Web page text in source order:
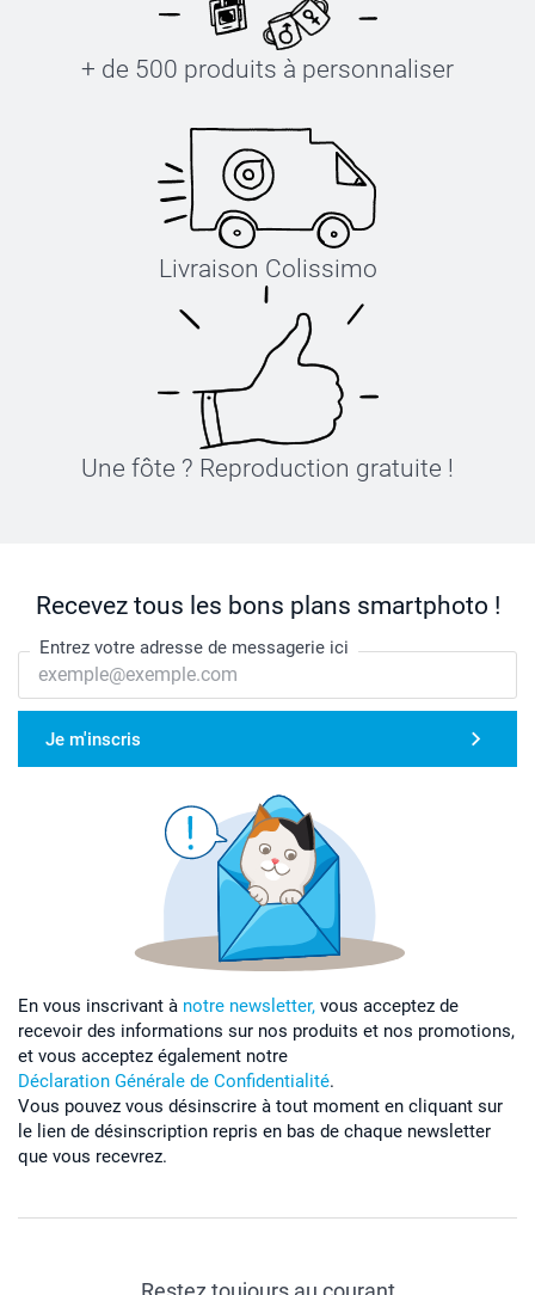
+ de 500 produits à personnaliser
Livraison Colissimo
Une fôte ? Reproduction gratuite !
Recevez tous les bons plans smartphoto !
Entrez votre adresse de messagerie ici
Je m'inscris
En vous inscrivant à notre newsletter, vous acceptez de
recevoir des informations sur nos produits et nos promotions,
et vous acceptez également notre
Déclaration Générale de Confidentialité.
Vous pouvez vous désinscrire à tout moment en cliquant sur
le lien de désinscription repris en bas de chaque newsletter
que vous recevrez.